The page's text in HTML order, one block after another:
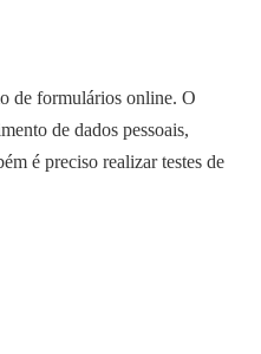
de formulários online. O
de dados pessoais,
é preciso realizar testes de